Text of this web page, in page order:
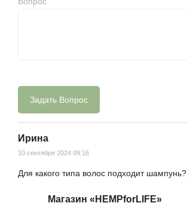
Ирина
10 сентября 2024 09:16
Для какого типа волос подходит шампунь?
Магазин «HEMPforLIFE»